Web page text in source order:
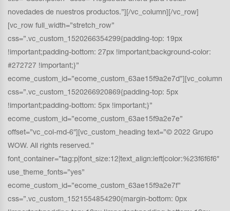
novedades de nuestros productos.”][/vc_column][/vc_row]
[vc_row full_width=”stretch_row”
css=”.vc_custom_1520266354299{padding-top: 19px
!important;padding-bottom: 27px !important;background-color:
#272727 !important;}”
ecome_custom_id=”ecome_custom_63ae15f9a2e7d”][vc_column
css=”.vc_custom_1520266920869{padding-top: 5px
!important;padding-bottom: 5px !important;}”
ecome_custom_id=”ecome_custom_63ae15f9a2e7e”
offset=”vc_col-md-6″][vc_custom_heading text=”© 2022 Grupo
WOW. All rights reserved.”
font_container=”tag:p|font_size:12|text_align:left|color:%23f6f6f6″
use_theme_fonts=”yes”
ecome_custom_id=”ecome_custom_63ae15f9a2e7f”
css=”.vc_custom_1521554854290{margin-bottom: 0px